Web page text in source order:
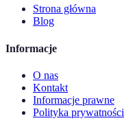
Strona główna
Blog
Informacje
O nas
Kontakt
Informacje prawne
Polityka prywatności